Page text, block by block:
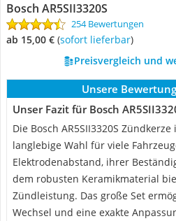
Bosch AR5SII3320S
254 Bewertungen
ab 15,00 € ( Sofort lieferbar)
Preisvergleich und
Unsere
Unser Fazit für Bosch
Die Bosch AR5SII3320S
langlebige Wahl für viele
Elektrodenabstand, ihrer
dem robusten Keramikmaterial
Zündleistung. Das große Set
Wechsel und eine exakte